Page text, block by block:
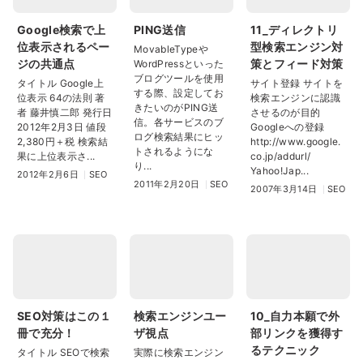
Google検索で上
位表示されるペー
ジの共通点
タイトル Google上
位表示 64の法則 著
者 藤井慎二郎 発行日
2012年2月3日 値段
2,380円＋税 検索結
果に上位表示さ...
2012年2月6日 SEO
PING送信
MovableTypeや
WordPressといった
ブログツールを使用
する際、設定してお
きたいのがPING送
信。各サービスのブ
ログ検索結果にヒッ
トされるようにな
り...
2011年2月20日 SEO
11_ディレクトリ
型検索エンジン対
策とフィード対策
サイト登録 サイトを
検索エンジンに認識
させるのが目的
Googleへの登録
http://www.google.
co.jp/addurl/
Yahoo!Jap...
2007年3月14日 SEO
SEO対策はこの１
冊で充分！
タイトル SEOで検索
検索エンジンユー
ザ視点
実際に検索エンジン
10_自力本願で外
部リンクを獲得す
るテクニック